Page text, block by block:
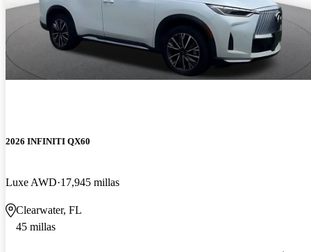
2026 INFINITI QX60
Luxe AWD 17,945 millas
Clearwater, FL
45 millas